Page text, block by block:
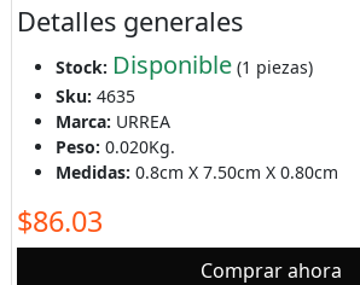
Detalles generales
Stock: Disponible(1 piezas)
Sku: 4635
Marca: URREA
Peso: 0.020Kg.
Medidas: 0.8cm X 7.50cm X 0.80cm
$86.03
Comprar ahora